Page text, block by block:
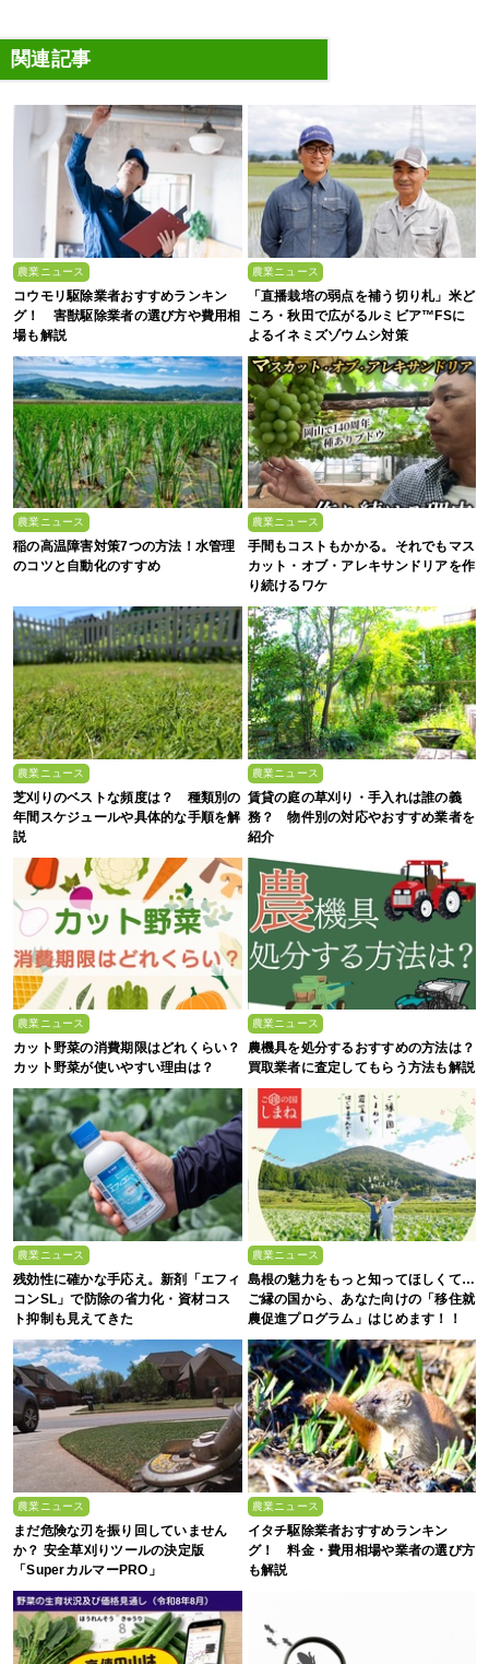
関連記事
農業ニュース
コウモリ駆除業者おすすめランキン
グ！ 害獣駆除業者の選び方や費用相
場も解説
農業ニュース
「直播栽培の弱点を補う切り札」米ど
ころ・秋田で広がるルミビア™FSに
よるイネミズゾウムシ対策
農業ニュース
稲の高温障害対策7つの方法！水管理
のコツと自動化のすすめ
農業ニュース
手間もコストもかかる。それでもマス
カット・オブ・アレキサンドリアを作
り続けるワケ
農業ニュース
芝刈りのベストな頻度は？ 種類別の
年間スケジュールや具体的な手順を解
説
農業ニュース
賃貸の庭の草刈り・手入れは誰の義
務？ 物件別の対応やおすすめ業者を
紹介
農業ニュース
カット野菜の消費期限はどれくらい？
カット野菜が使いやすい理由は？
農業ニュース
農機具を処分するおすすめの方法は？
買取業者に査定してもらう方法も解説
農業ニュース
残効性に確かな手応え。新剤「エフィ
コンSL」で防除の省力化・資材コス
ト抑制も見えてきた
農業ニュース
島根の魅力をもっと知ってほしくて…
ご縁の国から、あなた向けの「移住就
農促進プログラム」はじめます！！
農業ニュース
まだ危険な刃を振り回していません
か？ 安全草刈りツールの決定版
「SuperカルマーPRO」
農業ニュース
イタチ駆除業者おすすめランキン
グ！ 料金・費用相場や業者の選び方
も解説